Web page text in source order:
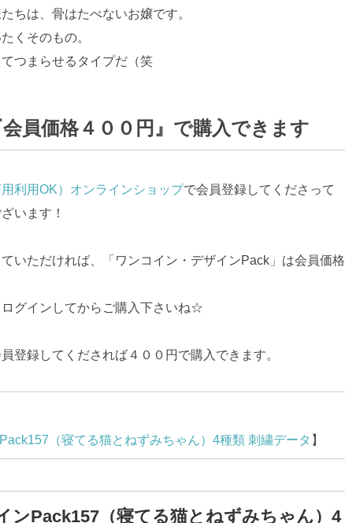
ちは、骨はたべないお嬢です。
くそのもの。
つまらせるタイプだ（笑
員価格４００円』で購入できます
利用OK）オンラインショップで会員登録してくださって
います！
いただければ、「ワンコイン・デザインPack」は会員価格
グインしてからご購入下さいね☆
登録してくだされば４００円で購入できます。
（寝てる猫とねずみちゃん）4種類 刺繍データ 】
ンPack157（寝てる猫とねずみちゃん）4